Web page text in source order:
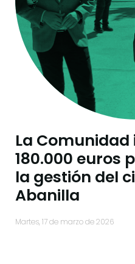
La
180.000 euros
la gestión del
Abanilla
martes, 17 de marzo de 2026